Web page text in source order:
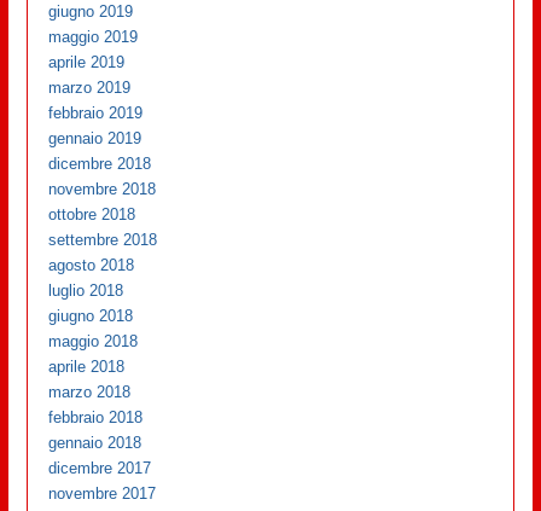
giugno 2019
maggio 2019
aprile 2019
marzo 2019
febbraio 2019
gennaio 2019
dicembre 2018
novembre 2018
ottobre 2018
settembre 2018
agosto 2018
luglio 2018
giugno 2018
maggio 2018
aprile 2018
marzo 2018
febbraio 2018
gennaio 2018
dicembre 2017
novembre 2017